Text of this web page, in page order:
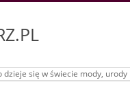
dzieje się w świecie mody, urody